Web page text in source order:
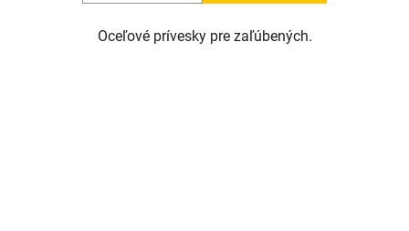
Oceľové prívesky pre zaľúbených.